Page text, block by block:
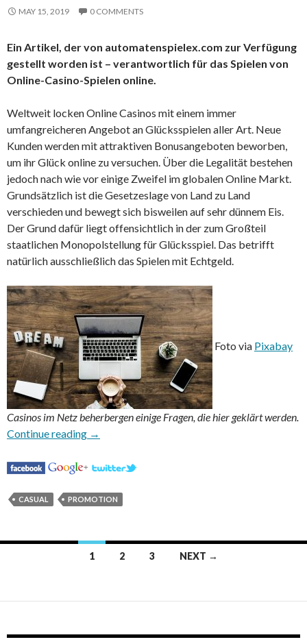
MAY 15, 2019 0 COMMENTS
Ein Artikel, der von automatenspielex.com zur Verfügung
gestellt worden ist – verantwortlich für das Spielen von
Online-Casino-Spielen online.
Weltweit locken Online Casinos mit einem immer
umfangreicheren Angebot an Glücksspielen aller Art. Neue
Kunden werden mit attraktiven Bonusangeboten beworben,
um ihr Glück online zu versuchen. Über die Legalität bestehen
jedoch nach wie vor einige Zweifel im globalen Online Markt.
Grundsätzlich ist die Gesetzeslage von Land zu Land
verschieden und bewegt sich bisweilen auf sehr dünnem Eis.
Der Grund dafür liegt offensichtlich in der zum Großteil
staatlichen Monopolstellung für Glücksspiel. Das betrifft
natürlich ausschließlich das Spielen mit Echtgeld.
Foto via Pixabay
Casinos im Netz beherbergen einige Fragen, die hier geklärt werden.
Continue reading Die Legalität des Online Glücksspiels auf der
→
CASUAL PROMOTION
1 2 3 NEXT →